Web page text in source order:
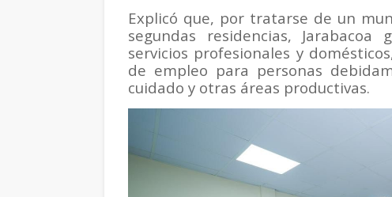
Explicó que, por tratarse de un
segundas residencias,
servicios profesionales y
de empleo para personas
cuidado y otras áreas productivas.